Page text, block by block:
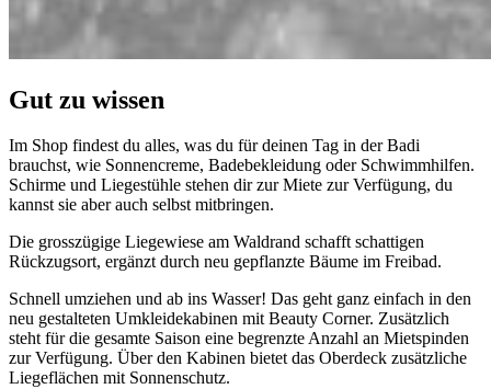
Gut zu wissen
Im Shop findest du alles, was du für deinen Tag in der Badi
brauchst, wie Sonnencreme, Badebekleidung oder Schwimmhilfen.
Schirme und Liegestühle stehen dir zur Miete zur Verfügung, du
kannst sie aber auch selbst mitbringen.
Die grosszügige Liegewiese am Waldrand schafft schattigen
Rückzugsort, ergänzt durch neu gepflanzte Bäume im Freibad.
Schnell umziehen und ab ins Wasser! Das geht ganz einfach in den
neu gestalteten Umkleidekabinen mit Beauty Corner. Zusätzlich
steht für die gesamte Saison eine begrenzte Anzahl an Mietspinden
zur Verfügung. Über den Kabinen bietet das Oberdeck zusätzliche
Liegeflächen mit Sonnenschutz.